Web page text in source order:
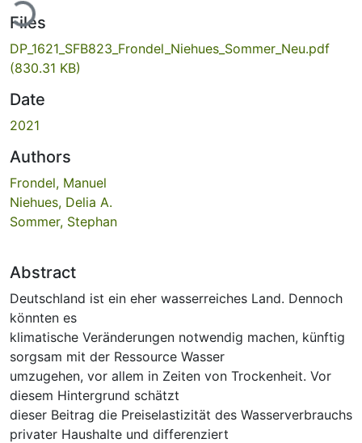
Files
DP_1621_SFB823_Frondel_Niehues_Sommer_Neu.pdf
(830.31 KB)
Date
2021
Authors
Frondel, Manuel
Niehues, Delia A.
Sommer, Stephan
Abstract
Deutschland ist ein eher wasserreiches Land. Dennoch
könnten es
klimatische Veränderungen notwendig machen, künftig
sorgsam mit der Ressource Wasser
umzugehen, vor allem in Zeiten von Trockenheit. Vor
diesem Hintergrund schätzt
dieser Beitrag die Preiselastizität des Wasserverbrauchs
privater Haushalte und differenziert